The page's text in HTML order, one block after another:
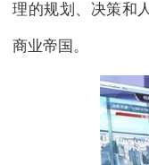
理的规划、决策和
商业帝国。